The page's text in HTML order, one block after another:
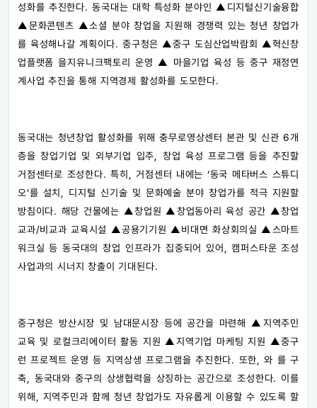
성화를 추진한다. 동국대는 대학 특성화 분야인 ▲디지털신기술융합
▲문화콘텐츠 ▲소셜 분야 창업을 지원해 경쟁력 있는 청년 창업가
를 육성해나갈 계획이다. 중구청은 ▲중구 도심산업박람회 ▲혁신창
업플랫폼 을지유니크팩토리 운영 ▲ 마을기업 육성 등 중구 재정연
계사업 추진을 통해 지역경제 활성화를 도모한다.
동국대는 청년창업 활성화를 위해 충무로영상센터 본관 및 신관 6개
층을 창업기업 및 외부기업 입주, 창업 육성 프로그램 등을 추진할
거점센터로 조성한다. 특히, 거점센터 내에는 ‘동국 메타버스 스튜디
오’를 설치, 디지털 신기술 및 문화예술 분야 창업가를 적극 지원할
방침이다. 해당 건물에는 ▲창업원 ▲창업동아리 육성 공간 ▲창업
교과/비교과 교육시설 ▲공용기기원 ▲비대면 화상회의실 ▲스마트
워크실 등 동국대의 창업 인프라가 집중되어 있어, 캠퍼스타운 조성
사업과의 시너지 창출이 기대된다.
중구청은 방산시장 및 남대문시장 등에 공간을 마련해 ▲지역주민
교육 및 로컬크리에이터 활동 지원 ▲지역기업 마케팅 지원 ▲중구
런 프로젝트 운영 등 지역상생 프로그램을 추진한다. 또한, 와 를 구
축, 동국대와 중구의 상생협력을 상징하는 공간으로 조성한다. 이를
위해, 지역주민과 함께 청년 창업가도 자유롭게 이용할 수 있도록 할